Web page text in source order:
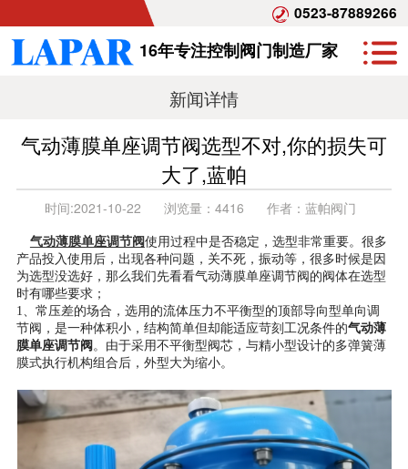
0523-87889266
16年专注控制阀门制造厂家
新闻详情
气动薄膜单座调节阀选型不对,你的损失可
大了,蓝帕
时间:2021-10-22 浏览量： 4416 作者： 蓝帕阀门
气动薄膜单座调节阀使用过程中是否稳定，选型非常重要。很多
产品投入使用后，出现各种问题，关不死，振动等，很多时候是因
为选型没选好，那么我们先看看气动薄膜单座调节阀的阀体在选型
时有哪些要求；
1、常压差的场合，选用的流体压力不平衡型的顶部导向型单向调
节阀，是一种体积小，结构简单但却能适应苛刻工况条件的气动薄
膜单座调节阀 。由于采用不平衡型阀芯，与精小型设计的多弹簧薄
膜式执行机构组合后，外型大为缩小。